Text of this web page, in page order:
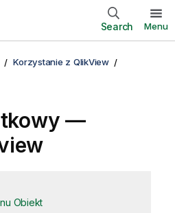
Search Menu
Korzystanie z QlikView
—
Obiekt